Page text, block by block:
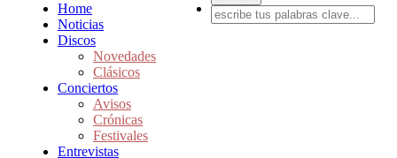
Home
Noticias
Discos
Novedades
Clásicos
Conciertos
Avisos
Crónicas
Festivales
Entrevistas